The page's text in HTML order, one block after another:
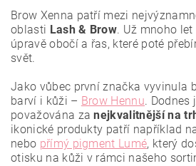
Brow Xenna patří mezi
oblasti Lash & Brow. Už mnoho
úpravě obočí a řas, které poté
svět.
Jako vůbec první značka vyvinula
barví i kůži – Brow Hennu. Dodnes
považována zanejkvalitnější na
ikonické produkty patří například
nebo přímý pigment Lumé, který
otisku na kůži v rámci našeho